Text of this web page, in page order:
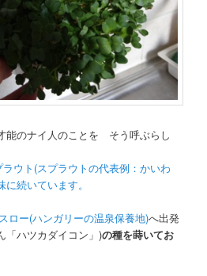
能のナイ人のことを そう呼ぶらし
ウト(スプラウトの代表例：かいわ
続いています。
ロー(ハンガリーの温泉保養地)へ出発
「ハツカダイコン」)の種を蒔いてお